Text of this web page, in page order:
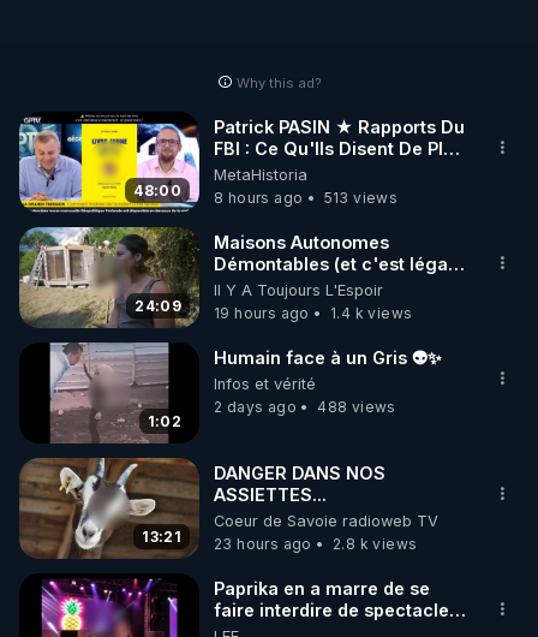
🌱 INSTAGRAM
https://www.instagram.com/rdlr_thierrycasasnovas/
http://rgnr.li/instagram
🌱 LA NEWSLETTER
Pour ne pas rater l’actualité RGNR (stages,
http://rgnr.li/news
🌱 VIDÉOS NON CENSURÉES SUR ODYSEE
Toutes les vidéos Youtube sont aussi sur la
http://rgnr.li/odysee
🌱 LES STAGES EN PRÉSENTIEL
Why this ad?
48:00
Patrick PASIN ★ Rapports Du
FBI : Ce Qu'Ils Disent De Plus
Grave Sur Hitler
MetaHistoria
8 hours ago
513 views
24:09
Maisons Autonomes
Démontables (et c'est légal).
Visite éco village en
Bretagne
Il Y A Toujours L'Espoir
19 hours ago
1.4 k views
1:02
Humain face à un Gris 👽✨
Infos et vérité
2 days ago
488 views
13:21
DANGER DANS NOS
ASSIETTES...
Coeur de Savoie radioweb TV
23 hours ago
2.8 k views
Paprika en a marre de se
faire interdire de spectacle.
Elle décide donc de devenir